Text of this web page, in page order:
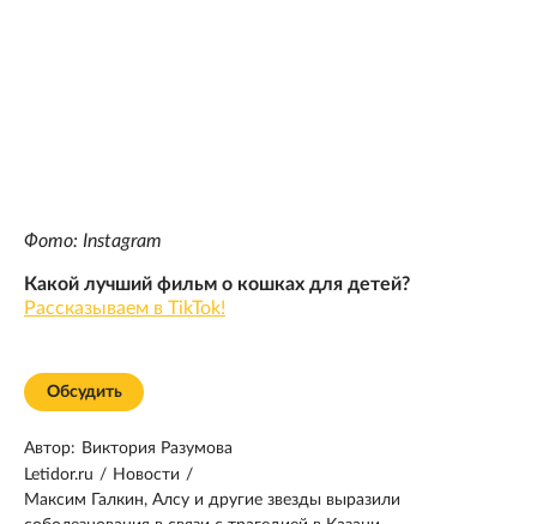
Фото: Instagram
Какой лучший фильм о кошках для детей?
Рассказываем в TikTok!
Обсудить
Автор: Виктория Разумова
Letidor.ru / Новости /
Максим Галкин, Алсу и другие звезды выразили